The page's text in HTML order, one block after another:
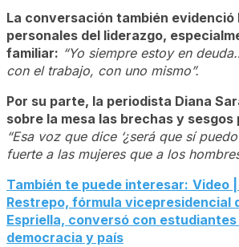
La conversación también evidenció
personales del liderazgo,
familiar: “Yo siempre estoy en
con el trabajo, con uno mismo”.
Por su parte, la periodista Diana
sobre la mesa las brechas y
“Esa voz que dice ‘¿será que sí
fuerte a las mujeres que a los
También te puede interesar: Video
Restrepo, fórmula vicepresidencial
Espriella, conversó con estudiantes
democracia y país